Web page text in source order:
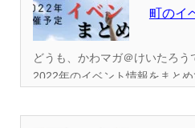
町のイ
どうも、かわマガ＠けいたろう
2022年のイベント情報をまとめ